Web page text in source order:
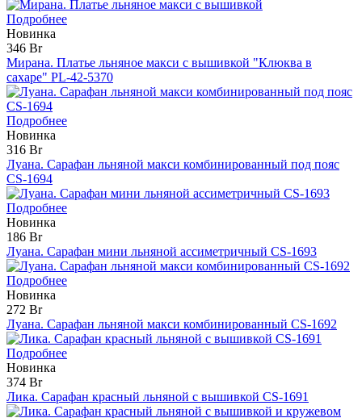
Подробнее
Новинка
346 Br
Мирана. Платье льняное макси с вышивкой "Клюква в
сахаре" PL-42-5370
Подробнее
Новинка
316 Br
Луана. Сарафан льняной макси комбинированный под пояс
CS-1694
Подробнее
Новинка
186 Br
Луана. Сарафан мини льняной ассиметричный CS-1693
Подробнее
Новинка
272 Br
Луана. Сарафан льняной макси комбинированный CS-1692
Подробнее
Новинка
374 Br
Лика. Сарафан красный льняной с вышивкой CS-1691